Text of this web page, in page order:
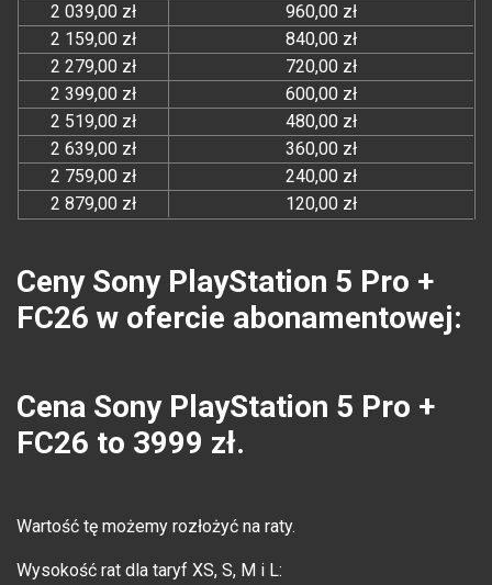
2 039,00 zł
960,00 zł
2 159,00 zł
840,00 zł
2 279,00 zł
720,00 zł
2 399,00 zł
600,00 zł
2 519,00 zł
480,00 zł
2 639,00 zł
360,00 zł
2 759,00 zł
240,00 zł
2 879,00 zł
120,00 zł
Ceny Sony PlayStation 5 Pro +
FC26 w ofercie abonamentowej:
Cena Sony PlayStation 5 Pro +
FC26 to 3999 zł.
Wartość tę możemy rozłożyć na raty.
Wysokość rat dla taryf XS, S, M i L: